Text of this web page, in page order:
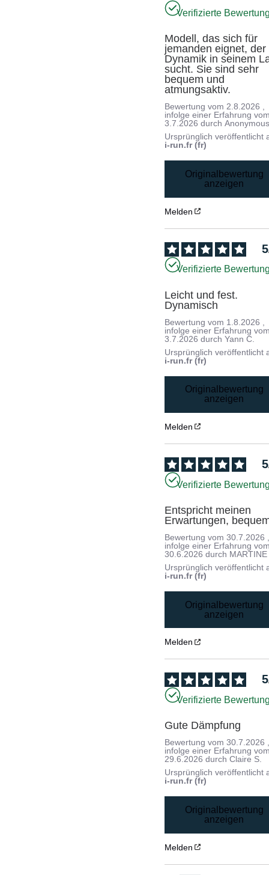
Verifizierte
Modell, das sich für
jemanden eignet, der
Dynamik in seinem
sucht. Sie sind sehr
bequem und
atmungsaktiv.
Bewertung vom2.8.2026 ,
infolge einer Erfahrung
3.7.2026 durch
Ursprünglich veröffentlicht
i-run.fr (fr)
Originalbewertung
anzeigen
Melden
5
Verifizierte
Leicht und fest.
Dynamisch
Bewertung vom 1.8.2026
infolge einer Erfahrung
3.7.2026 durchYann C.
Ursprünglich veröffentlicht
i-run.fr (fr)
Originalbewertung
anzeigen
Melden
5
Verifizierte
Entspricht meinen
Erwartungen,
Bewertung vom30.7.2026
infolge einer Erfahrung
30.6.2026 durch
Ursprünglich veröffentlicht
i-run.fr (fr)
Originalbewertung
anzeigen
Melden
5
Verifizierte
Gute Dämpfung
Bewertung vom30.7.2026
infolge einer Erfahrung
29.6.2026 durchClaire S.
Ursprünglich veröffentlicht
i-run.fr (fr)
Originalbewertung
anzeigen
Melden